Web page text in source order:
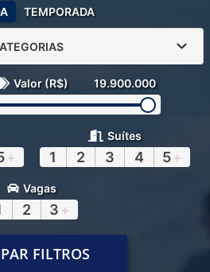
TEMPORADA
Valor (R$) 19.900.000
+
Suítes
1 2 3 4 5+
Vagas
2 3 +
FILTROS